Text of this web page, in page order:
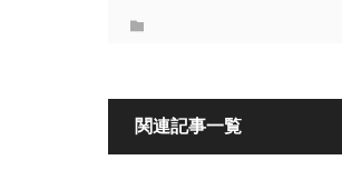
関連記事一覧